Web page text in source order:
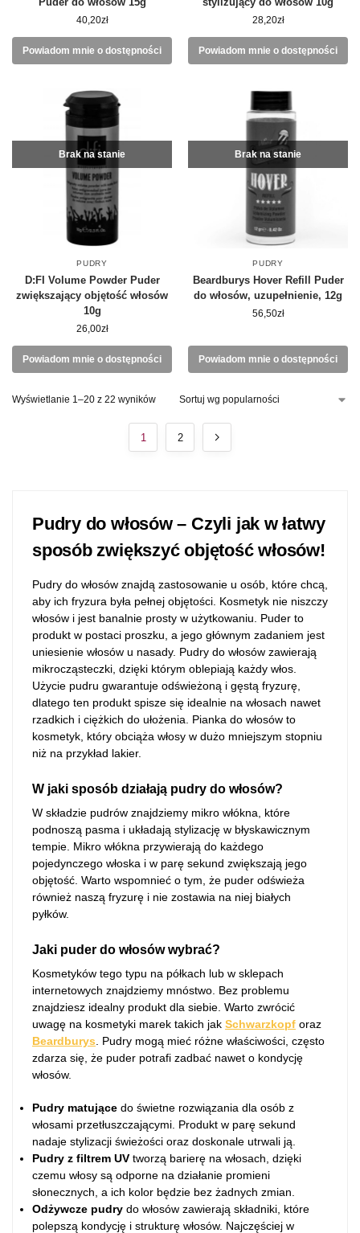
40,20zł
Powiadom mnie o dostępności
28,20zł
Powiadom mnie o dostępności
Brak na stanie
PUDRY
D:FI Volume Powder Puder
zwiększający objętość włosów
10g
26,00zł
Powiadom mnie o dostępności
Brak na stanie
PUDRY
Beardburys Hover Refill Puder
do włosów, uzupełnienie, 12g
56,50zł
Powiadom mnie o dostępności
Wyświetlanie 1–20 z 22 wyników
1 2
Pudry do włosów – Czyli jak w łatwy
sposób zwiększyć objętość włosów!
Pudry do włosów znajdą zastosowanie u osób, które chcą,
aby ich fryzura była pełnej objętości. Kosmetyk nie niszczy
włosów i jest banalnie prosty w użytkowaniu. Puder to
produkt w postaci proszku, a jego głównym zadaniem jest
uniesienie włosów u nasady. Pudry do włosów zawierają
mikrocząsteczki, dzięki którym oblepiają każdy włos.
Użycie pudru gwarantuje odświeżoną i gęstą fryzurę,
dlatego ten produkt spisze się idealnie na włosach nawet
rzadkich i ciężkich do ułożenia. Pianka do włosów to
kosmetyk, który obciąża włosy w dużo mniejszym stopniu
niż na przykład lakier.
W jaki sposób działają pudry do włosów?
W składzie pudrów znajdziemy mikro włókna, które
podnoszą pasma i układają stylizację w błyskawicznym
tempie. Mikro włókna przywierają do każdego
pojedynczego włoska i w parę sekund zwiększają jego
objętość. Warto wspomnieć o tym, że puder odświeża
również naszą fryzurę i nie zostawia na niej białych
pyłków.
Jaki puder do włosów wybrać?
Kosmetyków tego typu na półkach lub w sklepach
internetowych znajdziemy mnóstwo. Bez problemu
znajdziesz idealny produkt dla siebie. Warto zwrócić
uwagę na kosmetyki marek takich jak Schwarzkopf oraz
Beardburys. Pudry mogą mieć różne właściwości, często
zdarza się, że puder potrafi zadbać nawet o kondycję
włosów.
Pudry matujące do świetne rozwiązania dla osób z
włosami przetłuszczającymi. Produkt w parę sekund
nadaje stylizacji świeżości oraz doskonale utrwali ją.
Pudry z filtrem UV tworzą barierę na włosach, dzięki
czemu włosy są odporne na działanie promieni
słonecznych, a ich kolor będzie bez żadnych zmian.
Odżywcze pudry do włosów zawierają składniki, które
polepszą kondycję i strukturę włosów. Najczęściej w